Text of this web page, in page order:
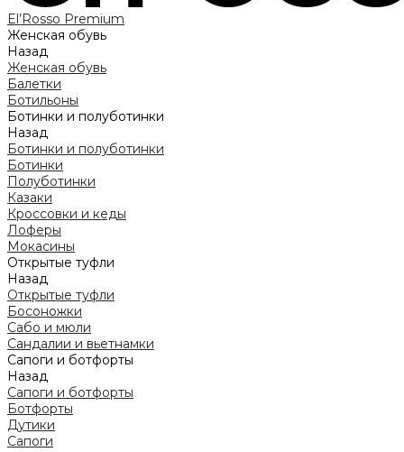
El’Rosso Premium
Женская обувь
Назад
Женская обувь
Балетки
Ботильоны
Ботинки и полуботинки
Назад
Ботинки и полуботинки
Ботинки
Полуботинки
Казаки
Кроссовки и кеды
Лоферы
Мокасины
Открытые туфли
Назад
Открытые туфли
Босоножки
Сабо и мюли
Сандалии и вьетнамки
Сапоги и ботфорты
Назад
Сапоги и ботфорты
Ботфорты
Дутики
Сапоги